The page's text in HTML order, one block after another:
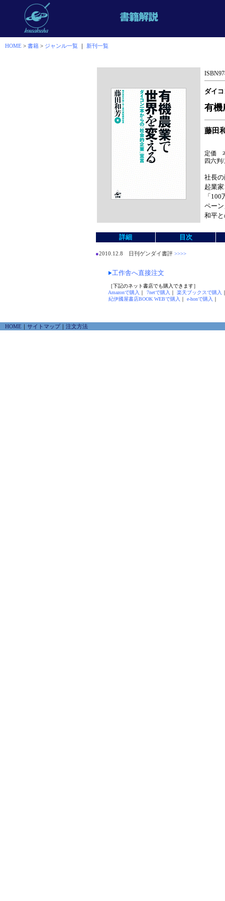
HOME > 書籍 > ジャンル一覧 ｜ 新刊一覧
ダイ
有機
藤田
定価
四六
社長
起業
「
ペー
和平
詳細 目次
●2010.12.8 日刊ゲンダイ書評 >>>>
工作舎へ直接注文
［下記のネット書店でも購入できます］
Amazonで購入 ｜ 7netで購入 ｜ 楽天ブックスで購入
紀伊國屋書店BOOK WEBで購入 ｜ e-honで購入 ｜
HOME ｜ サイトマップ｜ 注文方法